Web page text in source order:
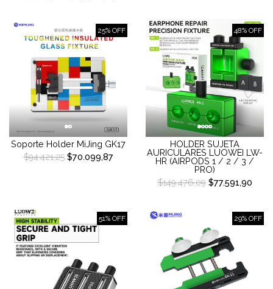
25% OFF
Soporte Holder MiJing GK17
$94.421,25$70.099,87
48% OFF
HOLDER SUJETA
AURICULARES LUOWEI LW-
HR (AIRPODS 1 / 2 / 3 /
PRO)
$149.476,09$77.591,90
51% OFF 29% OFF